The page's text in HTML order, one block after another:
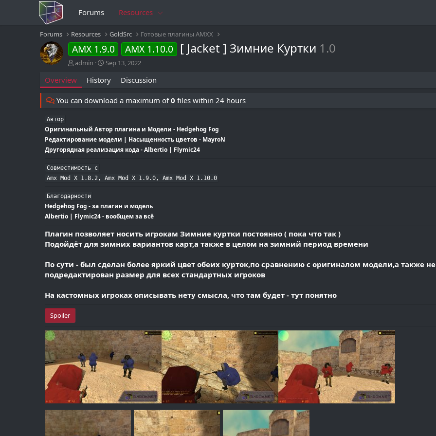
Forums Resources
Forums Resources GoldSrc Готовые плагины AMXX
AMX 1.9.0 AMX 1.10.0 [ Jacket ] Зимние Куртки 1.0
A
t
h
o
admin
C
e
t
d
a
t
Sep 13, 2022
Overview History Discussion
You can download a maximum of0 files within 24 hours
Автор
Оригинальный Автор плагина и Модели - Hedgehog Fog
Редактирование модели | Насыщенность цветов - MayroN
Другорядная реализация кода - Albertio | Flymic24
Совместимость с
Amx Mod X 1.8.2, Amx Mod X 1.9.0, Amx Mod X 1.10.0
Благодарности
Hedgehog Fog - за плагин и модель
Albertio | Flymic24 - вообщем за всё
Плагин позволяет носить игрокам Зимние куртки постоянно ( пока что так )
Подойдёт для зимних вариантов карт,а также в целом на зимний период времени
По сути - был сделан более яркий цвет обеих курток,по сравнению с оригиналом модели,а также
подредактирован размер для всех стандартных игроков
На кастомных игроках описывать нету смысла, что там будет - тут понятно
Spoiler